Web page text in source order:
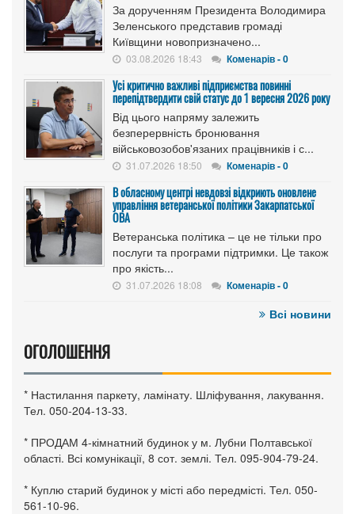
За дорученням Президента Володимира
Зеленського представив громаді
Київщини новопризначено...
03.08.2026 18:43 Коменарів - 0
Усі критично важливі підприємства повинні
перепідтвердити свій статус до 1 вересня 2026 року
Від цього напряму залежить
безперервність бронювання
військовозобов'язаних працівників і с...
31.07.2026 18:50 Коменарів - 0
В обласному центрі невдовзі відкриють оновлене
управління ветеранської політики Закарпатської
ОВА
Ветеранська політика – це не тільки про
послуги та програми підтримки. Це також
про якість...
31.07.2026 18:08 Коменарів - 0
Всі новини
ОГОЛОШЕННЯ
* Настилання паркету, ламінату. Шліфування, лакування.
Тел. 050-204-13-33.
* ПРОДАМ 4-кімнатний будинок у м. Лубни Полтавської
області. Всі комунікації, 8 сот. землі. Тел. 095-904-79-24.
* Куплю старий будинок у місті або передмісті. Тел. 050-
561-10-96.